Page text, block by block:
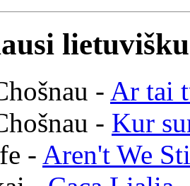
- Ar tai
- Kur
- Aren't We